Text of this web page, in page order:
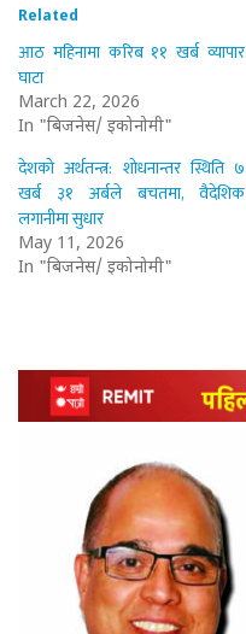
Related
आठ महिनामा करिब ११ खर्ब व्यापार
घाटा
March 22, 2026
In "बिजनेस/ इकोनोमी"
देशको अर्थतन्त्र: शोधनान्तर स्थिति ७
खर्ब ३१ अर्बले बचतमा, वैदेशिक
लगानीमा सुधार
May 11, 2026
In "बिजनेस/ इकोनोमी"